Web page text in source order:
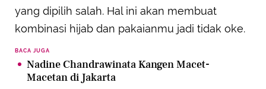
yang dipilih salah. Hal ini akan membuat
kombinasi hijab dan pakaianmu jadi tidak oke.
BACA JUGA
Nadine Chandrawinata Kangen Macet-
Macetan di Jakarta